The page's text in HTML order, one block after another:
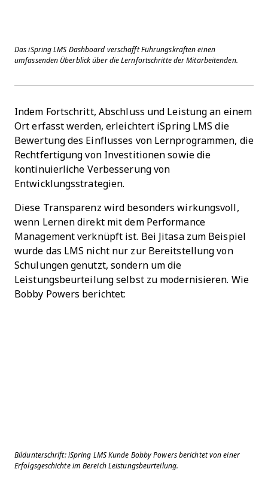
Das iSpring LMS Dashboard verschafft Führungskräften einen
umfassenden Überblick über die Lernfortschritte der Mitarbeitenden.
Indem Fortschritt, Abschluss und Leistung an einem
Ort erfasst werden, erleichtert iSpring LMS die
Bewertung des Einflusses von Lernprogrammen, die
Rechtfertigung von Investitionen sowie die
kontinuierliche Verbesserung von
Entwicklungsstrategien.
Diese Transparenz wird besonders wirkungsvoll,
wenn Lernen direkt mit dem Performance
Management verknüpft ist. Bei Jitasa zum Beispiel
wurde das LMS nicht nur zur Bereitstellung von
Schulungen genutzt, sondern um die
Leistungsbeurteilung selbst zu modernisieren. Wie
Bobby Powers berichtet:
Bildunterschrift: iSpring LMS Kunde Bobby Powers berichtet von einer
Erfolgsgeschichte im Bereich Leistungsbeurteilung.